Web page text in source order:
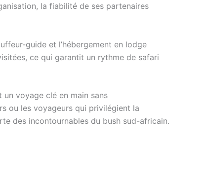
la fiabilité de ses partenaires
guide et l’hébergement en lodge
ce qui garantit un rythme de safari
voyage clé en main sans
ou les voyageurs qui privilégient la
des incontournables du bush sud-africain.